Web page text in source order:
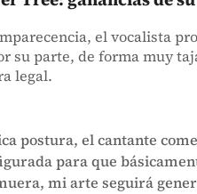
el vocalista
su parte, de forma muy
legal.
postura, el cantante
para que
mi arte seguirá